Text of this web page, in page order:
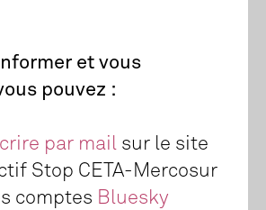
et vous
pouvez :
par mail sur le site
Stop CETA-Mercosur
comptes Bluesky